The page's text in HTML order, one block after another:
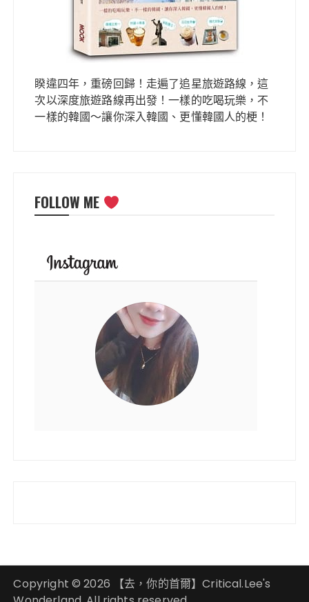
睽違四年，重磅回歸！走遍了追星旅遊路線，這
次以深度旅遊路線再出發！一樣的吃喝玩樂，不
一樣的韓國～讓你深入韓國、更懂韓國人的梗！
FOLLOW ME
Copyright © 2026 【去，你的首爾】Critical.Lee's